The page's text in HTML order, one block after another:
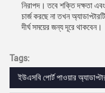
নিরাপদ। তবে শক্তি দক্ষতা
চার্জ করছে না তখন
দীর্ঘ সময়ের জন্য দূরে থাকবেন।
Tags:
ইউএসবি পোর্ট পাওয়ার